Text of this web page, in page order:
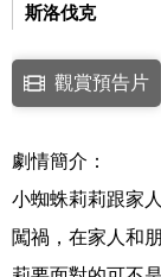
斯洛伐克
點擊下列連結開啟
連結至Youtube網
觀賞預告片
劇情簡介：
小蜘蛛莉莉跟家
闖禍，在家人和